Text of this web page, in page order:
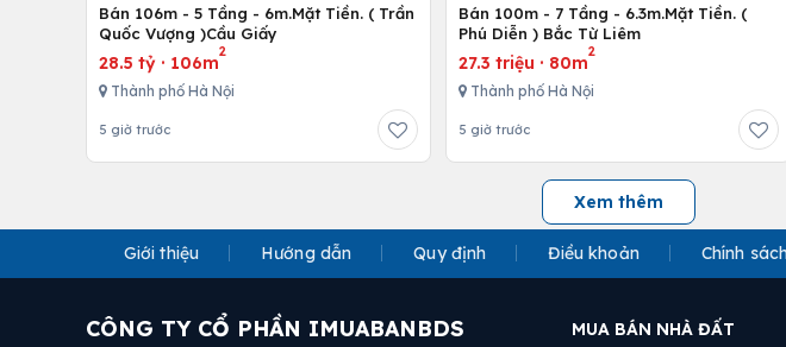
Bán 106m - 5 Tầng - 6m.Mặt Tiền. ( Trần
Quốc Vượng )Cầu Giấy
28.5 tỷ · 106m
2
Thành phố Hà Nội
5 giờ trước
Bán 100m - 7 Tầng - 6.3m.Mặt Tiền. (
Phú Diễn ) Bắc Từ Liêm
27.3 triệu · 80m
2
Thành phố Hà Nội
5 giờ trước
Xem thêm
Giới thiệu Hướng dẫn Quy định Điều khoản Chính
CÔNG TY CỔ PHẦN IMUABANBDS MUA BÁN NHÀ ĐẤT